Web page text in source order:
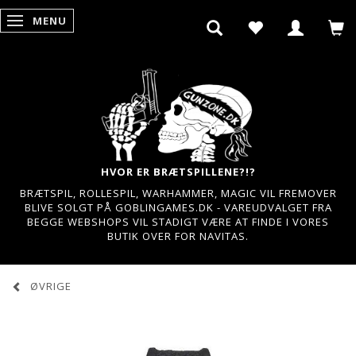
SKIFTE NAVIGATION
MENU
HVOR ER BRÆTSPILLENE?!?
BRÆTSPIL, ROLLESPIL, WARHAMMER, MAGIC VIL FREMOVER
BLIVE SOLGT PÅ GOBLINGAMES.DK - VAREUDVALGET FRA
BEGGE WEBSHOPS VIL STADIGT VÆRE AT FINDE I VORES
BUTIK OVER FOR NAVITAS.
ØVRIGE